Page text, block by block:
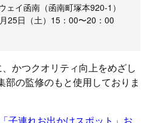
ェイ函南（函南町塚本920-1）
25日（土）15：00〜20：00
かつクオリティ向上をめざし
の監修のもと使用しておりま
子連れお出かけスポット」お